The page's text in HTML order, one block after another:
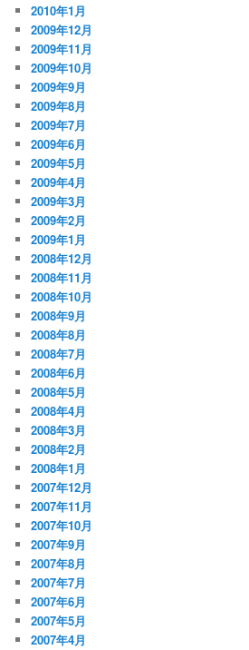
2010年1月
2009年12月
2009年11月
2009年10月
2009年9月
2009年8月
2009年7月
2009年6月
2009年5月
2009年4月
2009年3月
2009年2月
2009年1月
2008年12月
2008年11月
2008年10月
2008年9月
2008年8月
2008年7月
2008年6月
2008年5月
2008年4月
2008年3月
2008年2月
2008年1月
2007年12月
2007年11月
2007年10月
2007年9月
2007年8月
2007年7月
2007年6月
2007年5月
2007年4月